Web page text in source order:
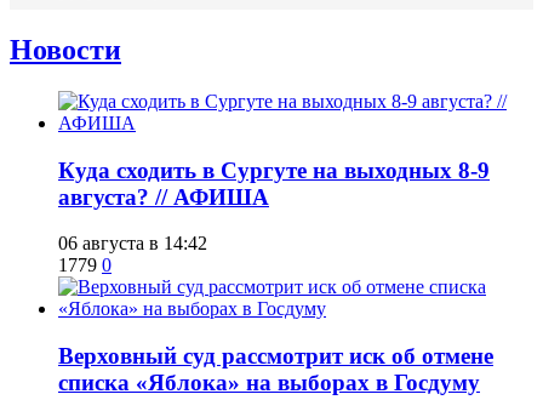
Новости
​Куда сходить в Сургуте на выходных 8-9
августа? // АФИША
06 августа в 14:42
1779 0
​Верховный суд рассмотрит иск об отмене
списка «Яблока» на выборах в Госдуму